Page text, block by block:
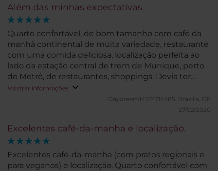
Além das minhas expectativas
Quarto confortável, de bom tamanho com café da
manhã continental de muita variedade, restaurante
com uma comida deliciosa, localização perfeita ao
lado da estação central de trem de Munique, perto
do Metrô, de restaurantes, shoppings. Devia ter
ficado mais tempo.
Mostrar informações
Daydream14574714485. Brasília, DF
27/02/2020
Excelentes café-da-manha e localização.
Excelentes café-da-manha (com pratos regionais e
para veganos) e localização. Quarto confortável com